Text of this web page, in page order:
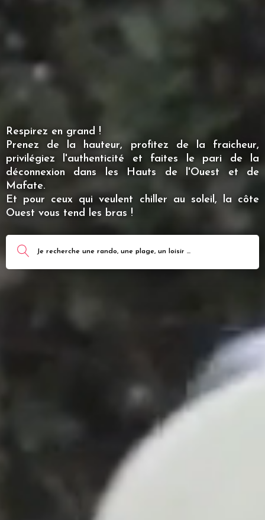
Respirez en grand !
Prenez de la hauteur, profitez de la fraicheur,
privilégiez l'authenticité et faites le pari de la
déconnexion dans les Hauts de l'Ouest et de
Mafate.
Et pour ceux qui veulent chiller au soleil, la côte
Ouest vous tend les bras !
Je recherche une rando, une plage, un loisir ...